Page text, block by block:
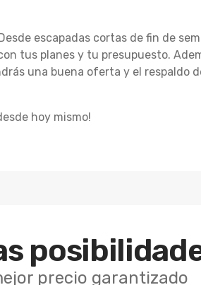
escapadas cortas de fin de
tus planes y tu presupuesto.
una buena oferta y el respaldo
hoy mismo!
precio garantizado